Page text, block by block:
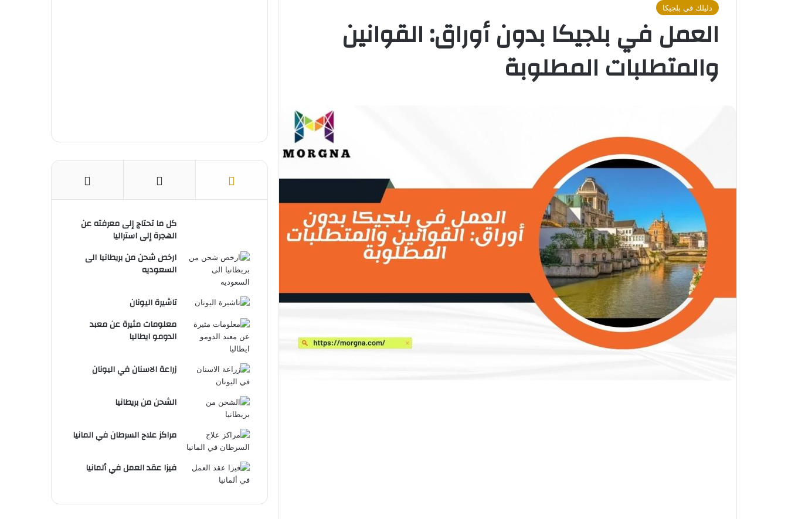
دليلك في بلجيكا
العمل في بلجيكا بدون أوراق: القوانين
والمتطلبات المطلوبة
كل ما تحتاج إلى معرفته عن
الهجرة إلى استراليا
ارخص شحن من بريطانيا الى
السعوديه
تاشيرة اليونان
معلومات مثيرة عن معبد
الدومو ايطاليا
زراعة الاسنان في اليونان
الشحن من بريطانيا
مراكز علاج السرطان في المانيا
فيزا عقد العمل في ألمانيا